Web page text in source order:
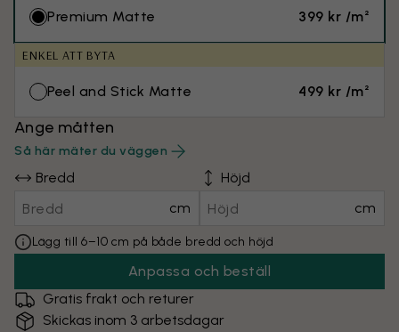
Premium Matte 399 kr /m²
ENKEL ATT BYTA
Peel and Stick Matte 499 kr /m²
Ange måtten
Så här mäter du väggen
Bredd
cm
Höjd
cm
Lägg till 6–10 cm på både bredd och höjd
Anpassa och beställ
Gratis frakt och returer
Skickas inom 3 arbetsdagar